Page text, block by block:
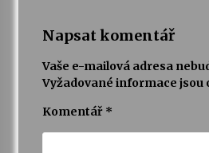
Napsat komentář
Vaše e-mailová adresa
Vyžadované informace jsou
Komentář *